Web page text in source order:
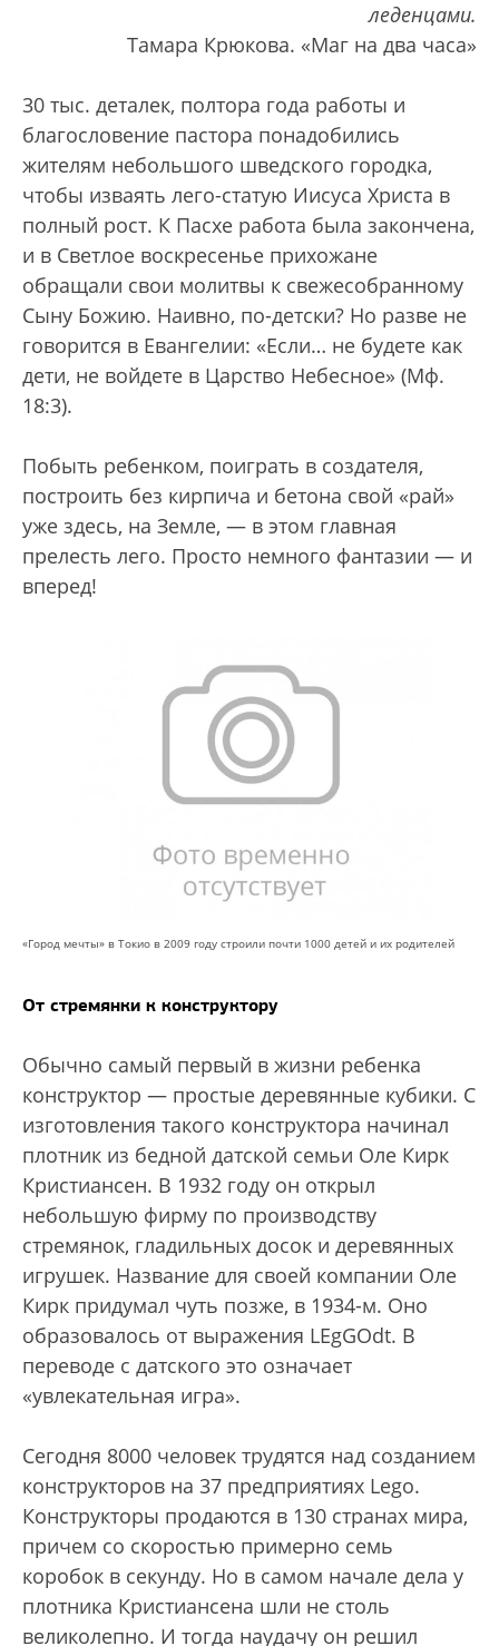
леденцами.
Тамара Крюкова. «Маг на два часа»
30 тыс. деталек, полтора года работы и
благословение пастора понадобились
жителям небольшого шведского городка,
чтобы изваять лего-статую Иисуса Христа в
полный рост. К Пасхе работа была закончена,
и в Светлое воскресенье прихожане
обращали свои молитвы к свежесобранному
Сыну Божию. Наивно, по-детски? Но разве не
говорится в Евангелии: «Если… не будете как
дети, не войдете в Царство Небесное» (Мф.
18:3).
Побыть ребенком, поиграть в создателя,
построить без кирпича и бетона свой «рай»
уже здесь, на Земле, — в этом главная
прелесть лего. Просто немного фантазии — и
вперед!
«Город мечты» в Токио в 2009 году строили почти 1000 детей и их родителей
От стремянки к конструктору
Обычно самый первый в жизни ребенка
конструктор — простые деревянные кубики. С
изготовления такого конструктора начинал
плотник из бедной датской семьи Оле Кирк
Кристиансен. В 1932 году он открыл
небольшую фирму по производству
стремянок, гладильных досок и деревянных
игрушек. Название для своей компании Оле
Кирк придумал чуть позже, в 1934-м. Оно
образовалось от выражения LEgGOdt. В
переводе с датского это означает
«увлекательная игра».
Сегодня 8000 человек трудятся над созданием
конструкторов на 37 предприятиях Lego.
Конструкторы продаются в 130 странах мира,
причем со скоростью примерно семь
коробок в секунду. Но в самом начале дела у
плотника Кристиансена шли не столь
великолепно. И тогда наудачу он решил